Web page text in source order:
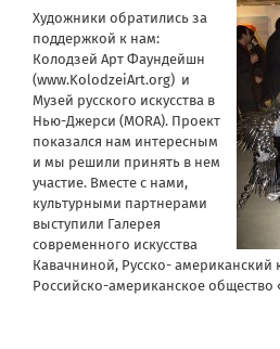
Художники обратились за
поддержкой к нам:
Колодзей Арт Фаундейшн
(www.KolodzeiArt.org) и
Музей русского искусства в
Нью-Джерси (MORA). Проект
показался нам интересным
и мы решили принять в нем
участие. Вместе с нами,
культурными партнерами
выступили Галерея
современного искусства
Кавачниной, Русско- американский
Российско-американское общество